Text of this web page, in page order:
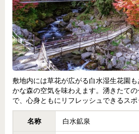
敷地内には草花が広がる白水湿生花園
かな森の空気を味わえます。湧きたて
で、心身ともにリフレッシュできるスポ
名称 白水鉱泉